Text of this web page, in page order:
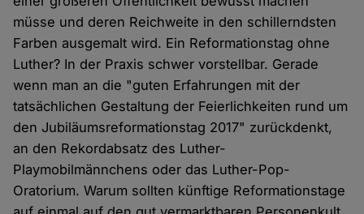
müsse und deren Reichweite in den schillerndsten
Farben ausgemalt wird. Ein Reformationstag ohne
Luther? In der Praxis schwer vorstellbar. Gerade
wenn man an die "guten Erfahrungen mit der
tatsächlichen Gestaltung der Feierlichkeiten rund um
den Jubiläumsreformationstag 2017" zurückdenkt,
an den Rekordabsatz des Luther-
Playmobilmännchens oder das Luther-Pop-
Oratorium. Warum sollten künftige Reformationstage